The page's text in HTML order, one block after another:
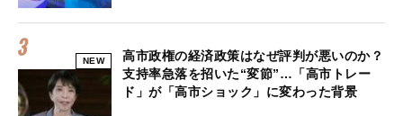
NEW
高市政権の経済政策はなぜ評判が悪いのか？
支持率急落を招いた“変節”…「高市トレー
ド」が「高市ショック」に変わった背景